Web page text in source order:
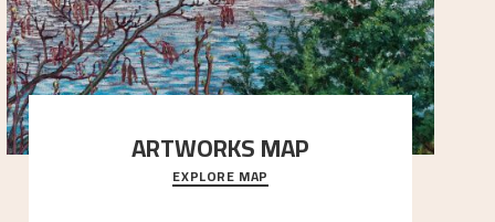
ARTWORKS MAP
Explore the locations and viewpoints in Astrup's art.
EXPLORE MAP